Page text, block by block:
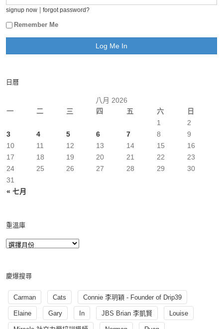
signup now forgot password?
Remember Me
日曆
八月 2026
一
二 三 四 五 六 日
« 七月
1
2
3
4 5 6 7 8
9
10
11 12 13 14 15
16
17
18 19 20 21 22
23
24
25 26 27 28 29
30
31
重溫庫
慶爆搜尋
Carman Cats Connie 李玥穎 - Founder of Drip39
Elaine Gary In JBS Brian 李凱賢 Louise